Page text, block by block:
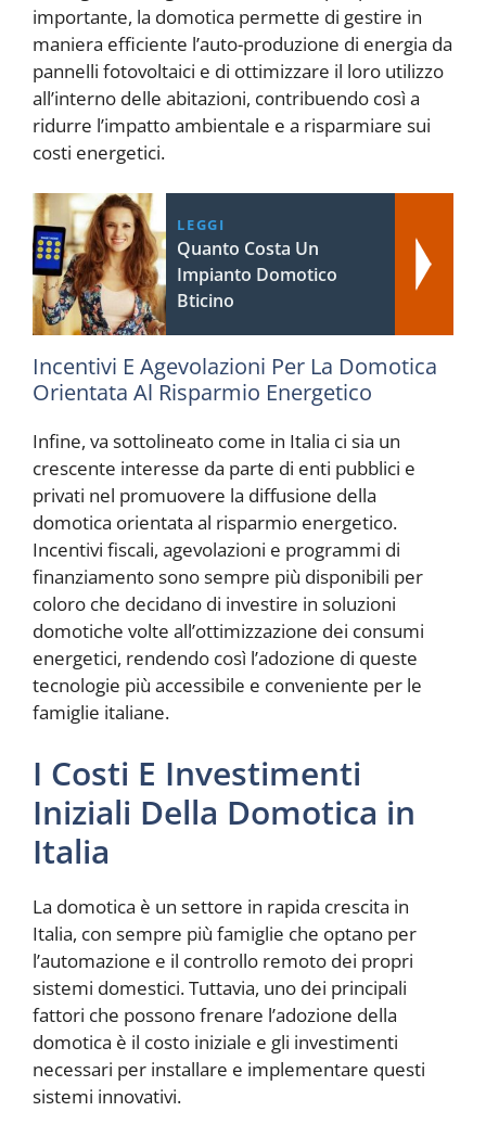
importante, la domotica permette di gestire in
maniera efficiente l’auto-produzione di energia da
pannelli fotovoltaici e di ottimizzare il loro utilizzo
all’interno delle abitazioni, contribuendo così a
ridurre l’impatto ambientale e a risparmiare sui
costi energetici.
LEGGI
Quanto Costa Un
Impianto Domotico
Bticino
Incentivi E Agevolazioni Per La Domotica
Orientata Al Risparmio Energetico
Infine, va sottolineato come in Italia ci sia un
crescente interesse da parte di enti pubblici e
privati nel promuovere la diffusione della
domotica orientata al risparmio energetico.
Incentivi fiscali, agevolazioni e programmi di
finanziamento sono sempre più disponibili per
coloro che decidano di investire in soluzioni
domotiche volte all’ottimizzazione dei consumi
energetici, rendendo così l’adozione di queste
tecnologie più accessibile e conveniente per le
famiglie italiane.
I Costi E Investimenti
Iniziali Della Domotica in
Italia
La domotica è un settore in rapida crescita in
Italia, con sempre più famiglie che optano per
l’automazione e il controllo remoto dei propri
sistemi domestici. Tuttavia, uno dei principali
fattori che possono frenare l’adozione della
domotica è il costo iniziale e gli investimenti
necessari per installare e implementare questi
sistemi innovativi.